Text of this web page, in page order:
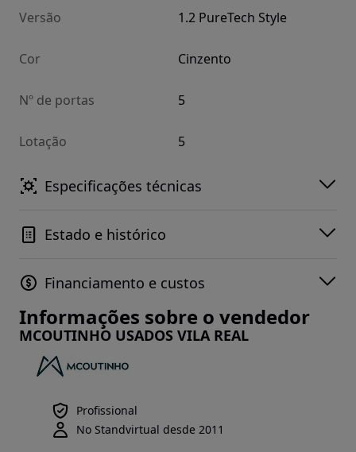
Versão 1.2 PureTech Style
Cor Cinzento
Nº de portas 5
Lotação 5
Especificações técnicas
Estado e histórico
Financiamento e custos
Informações sobre o vendedor
MCOUTINHO USADOS VILA REAL
Profissional
No Standvirtual desde 2011